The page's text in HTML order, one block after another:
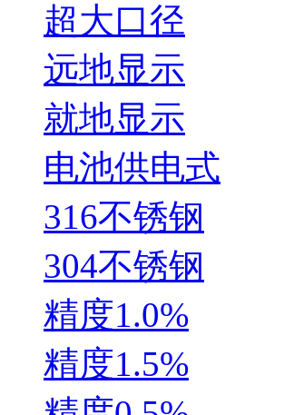
超大口径
远地显示
就地显示
电池供电式
316不锈钢
304不锈钢
精度1.0%
精度1.5%